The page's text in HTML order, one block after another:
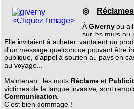
<Cliquez l'image>
◎ Réclames
ÀGivernyou
sur les murs ou
Elle invitaient à acheter, vantaient un
d'un message quelconque pouvant être
publique, d'appel à soutien au pays en
au voyage...
Maintenant, les mots Réclameet
victimes de la langue invasive, sont
Communication.
C'est bien dommage !